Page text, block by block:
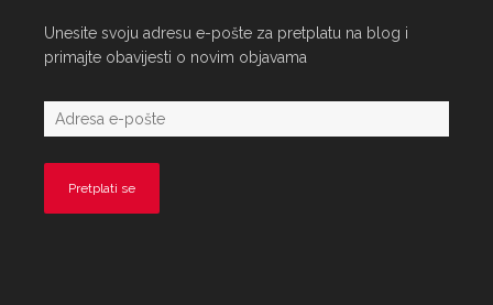
Unesite svoju adresu e-pošte za pretplatu na blog i
primajte obavijesti o novim objavama